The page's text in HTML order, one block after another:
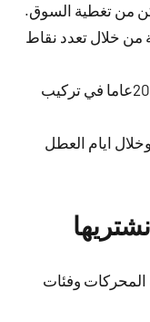
من تغطية السوق.
من خلال تعدد نقاط
لدينا فريق هندسي لديه خبرة عريقة 20عاما في تركيب
أبوابها 24 ساعة وخلال ايام العطل
المحركات وفئات